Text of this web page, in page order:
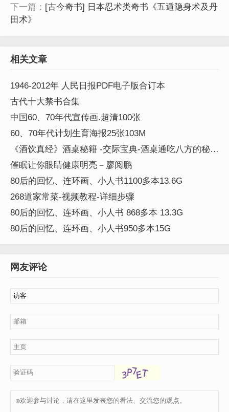
下一篇： [古今奇书] 日本忍术类奇书《五遁隐身术及丹
田术》
相关文章
1946-2012年 人民日报PDF电子版合订本
古代十大禁书合集
中国60、70年代宣传画.超清100张
60、70年代计划生育海报25张103M
《酒饮真经》酒桌秘籍 -交际宝典-酒桌通吃八方的秘籍
PDF图文版
催眠让你眼睛健康明亮－廖阅鹏
80后的回忆、连环画、小人书1100多本13.6G
268道家常菜-视频教程-详细步骤
80后的回忆、连环画、小人书 868多本 13.3G
80后的回忆、连环画、小人书950多本15G
网友评论